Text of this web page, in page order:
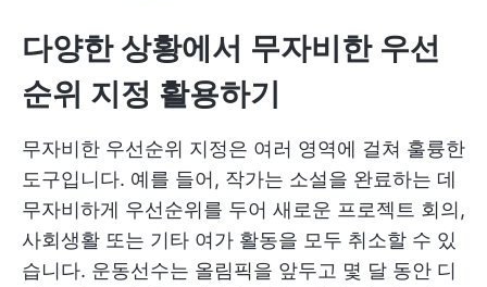
다양한 상황에서 무자비한 우선
순위 지정 활용하기
무자비한 우선순위 지정은 여러 영역에 걸쳐 훌륭한
도구입니다. 예를 들어, 작가는 소설을 완료하는 데
무자비하게 우선순위를 두어 새로운 프로젝트 회의,
사회생활 또는 기타 여가 활동을 모두 취소할 수 있
습니다. 운동선수는 올림픽을 앞두고 몇 달 동안 디